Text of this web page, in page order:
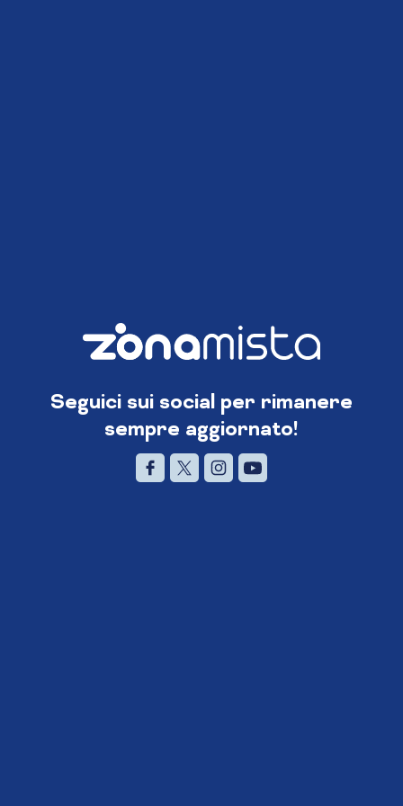
Seguici sui social per rimanere
sempre aggiornato!